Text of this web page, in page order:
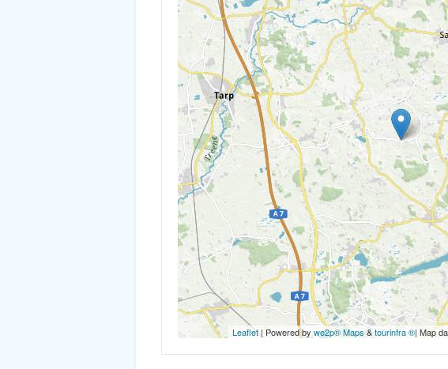
Leaflet| Powered by we2p® Maps &tourinfra ®| Map